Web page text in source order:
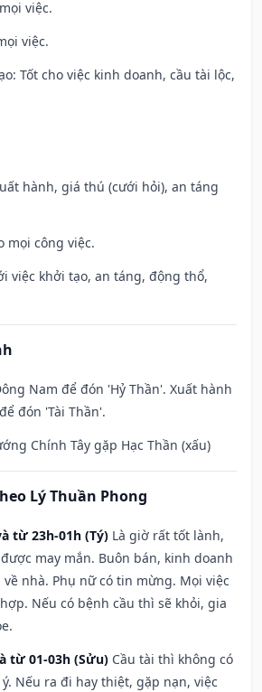
việc.
việc.
Tốt cho việc kinh doanh, cầu tài lộc,
hành, giá thú (cưới hỏi), an táng
mọi công việc.
việc khởi tạo, an táng, động thổ,
Nam để đón 'Hỷ Thần'. Xuất hành
đón 'Tài Thần'.
Chính Tây gặp Hạc Thần (xấu)
Lý Thuần Phong
từ 23h-01h (Tý) Là giờ rất tốt lành,
may mắn. Buôn bán, kinh doanh
nhà. Phụ nữ có tin mừng. Mọi việc
Nếu có bệnh cầu thì sẽ khỏi, gia
từ 01-03h (Sửu) Cầu tài thì không có
Nếu ra đi hay thiệt, gặp nạn, việc